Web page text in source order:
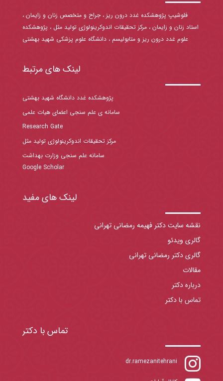
فلوشیپ پژوهشکده غدد درون ریز ، جراح و متخصص زنان و زایمان ،
استاد زنان و زایمان ، مرکز تحقیقات اندوکرینولوژی تولید مثل ، پژوهشکده
علوم غدد درون ریز و متابولیسم ، دانشگاه علوم پزشکی شهید بهشتی
لینک های مرتبط
پژوهشکده غدد دانشگاه شهید بهشتی
سامانه ی علم سنجی اعضای هیات علمی
Research Gate
مرکز تحقیقات اندوکرینولوژی تولید مثل
سامانه علم سنجی وزارت بهداشت
Google Scholar
لینک های مفید
نقشه سایت دکتر فهیمه رمضانی تهرانی
گالری ویدئو
گالری دکتر رمضانی تهرانی
مقالات
درباره دکتر
تماس با دکتر
تماس با دکتر

dr.ramezanitehrani